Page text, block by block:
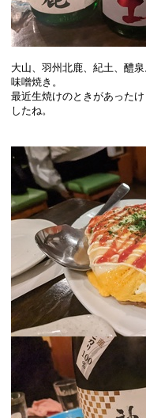
大山、羽州北鹿、紀土、醴泉
味噌焼き。
最近生焼けのときがあった
したね。